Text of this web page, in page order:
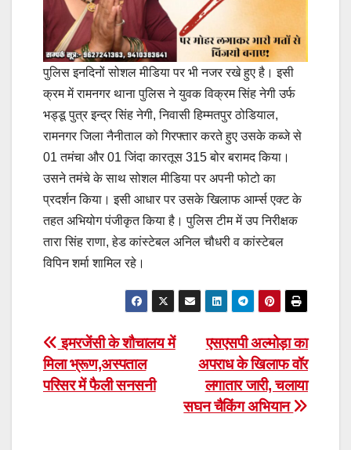
पुलिस इनदिनों सोशल मीडिया पर भी नजर रखे हुए है। इसी
क्रम में रामनगर थाना पुलिस ने युवक विक्रम सिंह नेगी उर्फ
भड्डू पुत्र इन्द्र सिंह नेगी, निवासी हिम्मतपुर ठोडियाल,
रामनगर जिला नैनीताल को गिरफ्तार करते हुए उसके कब्जे से
01 तमंचा और 01 जिंदा कारतूस 315 बोर बरामद किया।
उसने तमंचे के साथ सोशल मीडिया पर अपनी फोटो का
प्रदर्शन किया। इसी आधार पर उसके खिलाफ आर्म्स एक्ट के
तहत अभियोग पंजीकृत किया है। पुलिस टीम में उप निरीक्षक
तारा सिंह राणा, हेड कांस्टेबल अनिल चौधरी व कांस्टेबल
विपिन शर्मा शामिल रहे।
Post
navigation
एसएसपी अल्मोड़ा का
अपराध के खिलाफ वॉर
लगातार जारी, चलाया
सघन चैकिंग अभियान
इमरजेंसी के शौचालय में
मिला भ्रूण,अस्पताल
परिसर में फैली सनसनी